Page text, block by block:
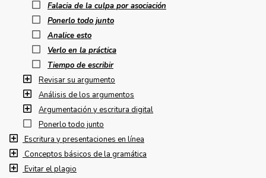
Falacia de la culpa por asociación
Ponerlo todo junto
Analice esto
Verlo en la práctica
Tiempo de escribir
Revisar su argumento
Análisis de los argumentos
Argumentación y escritura digital
Ponerlo todo junto
Escritura y presentaciones en línea
Conceptos básicos de la gramática
Evitar el plagio